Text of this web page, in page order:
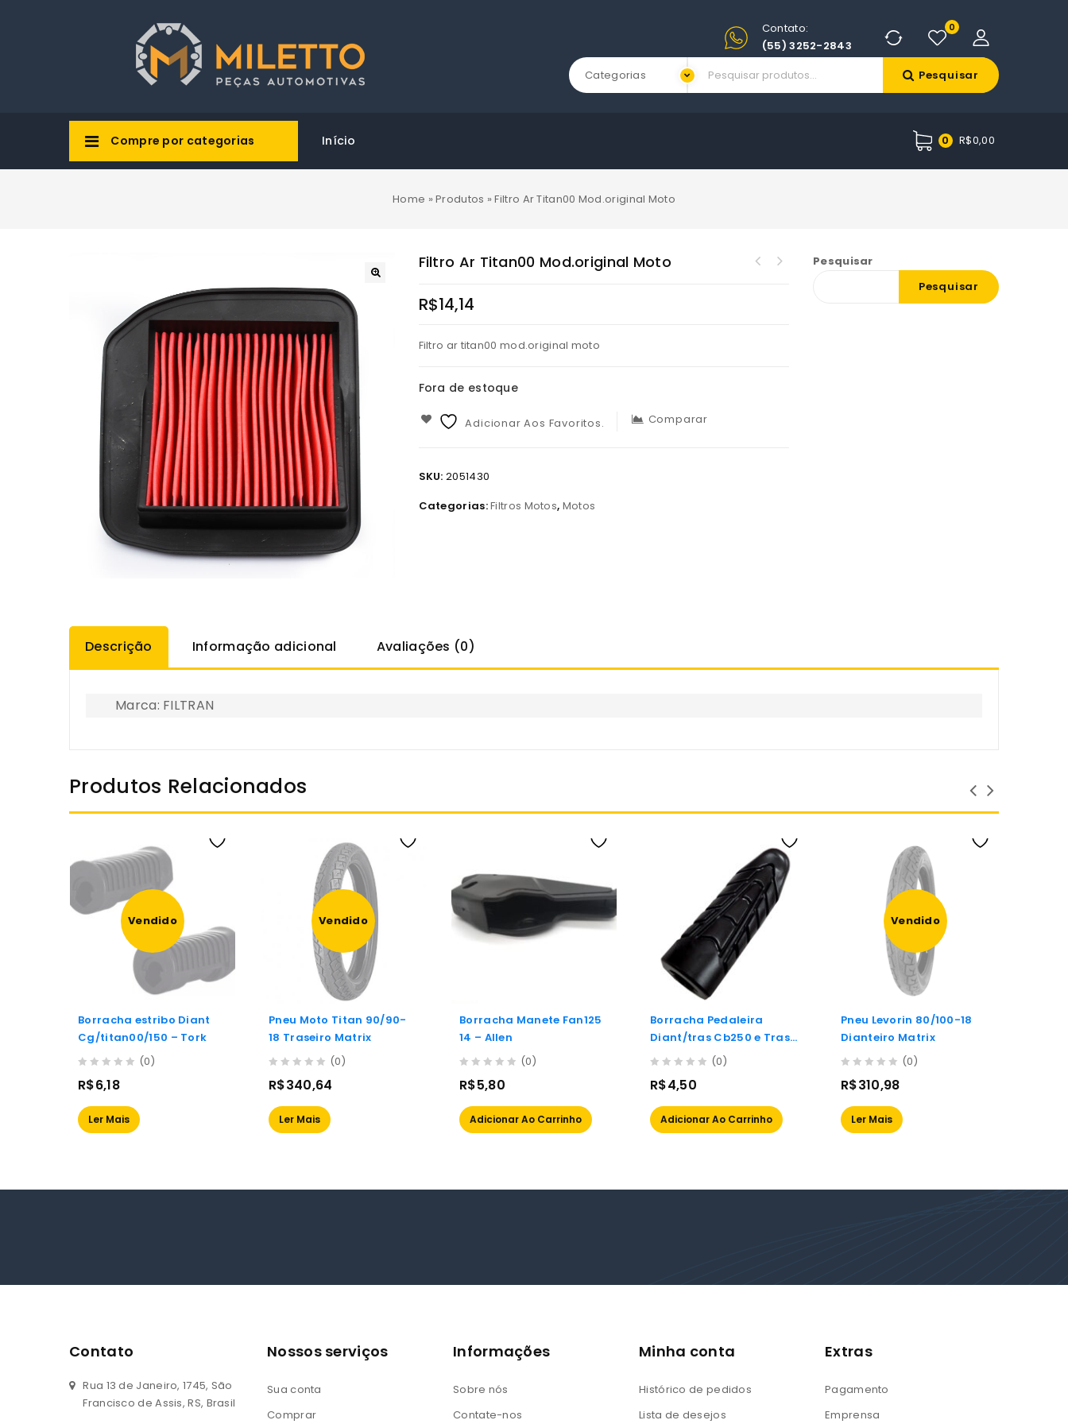
0
Contato:
(55) 3252-2843
Categorias
Pesquisar
Compre por categorias Início 0 R$0,00
Home »Produtos »Filtro Ar Titan00 Mod.original Moto
Pesquisar
Pesquisar
Filtro Ar Titan00 Mod.original Moto
R$14,14
Filtro ar titan00 mod.original moto
Fora de estoque
Adicionar Aos Favoritos. Comparar
SKU: 2051430
Categorias:Filtros Motos, Motos
Descrição Informação adicional Avaliações (0)
Marca: FILTRAN
Produtos Relacionados
Vendido
Borracha estribo Diant
Cg/titan00/150 – Tork
out
5
(0)
R$6,18
Ler Mais
Vendido
Pneu Moto Titan 90/90-
18 Traseiro Matrix
out
5
(0)
R$340,64
Ler Mais
Borracha Manete Fan125
14 – Allen
out
5
(0)
R$5,80
Adicionar Ao Carrinho
Borracha Pedaleira
Diant/tras Cb250 e Tras
Titan160/
out
5
(0)
R$4,50
Adicionar Ao Carrinho
Vendido
Pneu Levorin 80/100-18
Dianteiro Matrix
out
5
(0)
R$310,98
Ler Mais
Contato
Rua 13 de Janeiro, 1745, São
Francisco de Assis, RS, Brasil
Nossos serviços
Sua conta
Comprar
Informações
Sobre nós
Contate-nos
Minha conta
Histórico de pedidos
Lista de desejos
Extras
Pagamento
Emprensa